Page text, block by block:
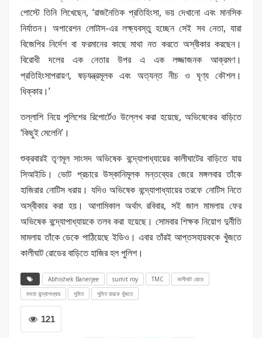
পোস্টে তিনি লিখেছেন, ‘রাজনৈতিক প্রতিহিংসা, ভয় দেখানো এবং মানসিক
নির্যাতন। অপারেশন লোটাস-এর লক্ষ্যবস্তু হচ্ছেন সেই সব নেতা, যারা
বিজেপির নির্দেশ বা ফরমানের কাছে মাথা নত করতে অস্বীকার করছেন।
বিরোধী দলের এক নেতার উপর এ এক লজ্জাজনক আক্রমণ।
প্রতিহিংসাপরায়ণ, ষড়যন্ত্রমূলক এবং অত্যন্ত নীচ ও ঘৃণ্য কৌশল।
ধিক্কার।’
তল্লাশি নিয়ে পুলিশের রিপোর্টেও উল্লেখ করা হয়েছে, অভিষেকের বাড়িতে
‘কিছুই মেলেনি’।
শুক্রবারই তৃণমূল সাংসদ অভিষেক বন্দ্যোপাধ্যায়ের কালীঘাটের বাড়িতে যায়
সিআইডি। ভোট প্রচারে উস্কানিমূলক মন্তব্যের জেরে মঙ্গলবার তাঁকে
হাজিরার নোটিস ধরায়। যদিও অভিষেক বন্দ্যোপাধ্যায়ের তরফে নোটিস নিতে
অস্বীকার করা হয়। আগামিকাল অর্থাৎ রবিবার, সই জাল মামলায় ফের
অভিষেক বন্দ্যোপাধ্যায়কে তলব করা হয়েছে। সোমবার শিক্ষক নিয়োগ দুর্নীতি
মামলায় তাঁকে ডেকে পাঠিয়েছে ইডিও। এবার তাঁরই আপ্তসহায়ককে খুঁজতে
কালীঘাট রোডের বাড়িতে হাজির হল পুলিশ।
Abhishek Banerjee sumit roy TMC
কালীঘাট রোডে
মমতা বন্দ্যোপাধ্যায়
সুমিত সুমিত রায়কে খুঁজতে
121